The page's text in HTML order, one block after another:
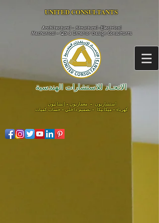
UNITED CONSULTANTS​
Architectural - Structural -Electrical
Mechanical - QS & Interior Design Consultants
الاتحـاد للاستشارات الهندسية
استشاريون - معماريون - إنشائيون
كهرباء - ميكانيكا - تصميم داخلي - حساب كميات